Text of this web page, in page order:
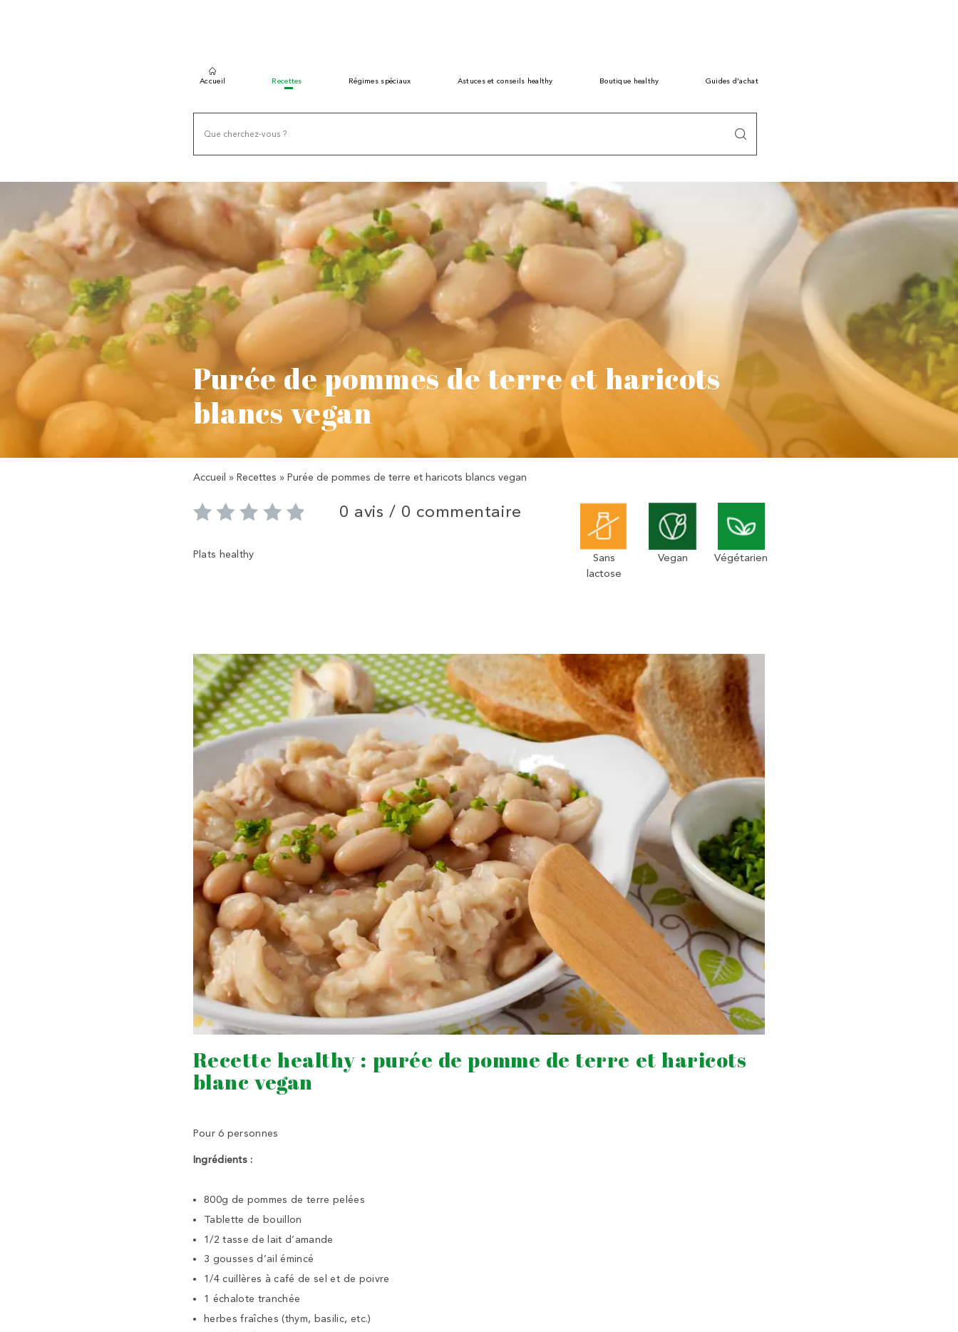
Accueil Recettes Régimes spéciaux Astuces et conseils healthy Boutique healthy Guides d’achat
Purée de pommes de terre et haricots
blancs vegan
Accueil » Recettes » Purée de pommes de terre et haricots blancs vegan
0 avis / 0 commentaire
Plats healthy
Sans
lactose
Vegan Végétarien
Recette healthy : purée de pomme de terre et haricots
blanc vegan
Pour 6 personnes
Ingrédients :
800g de pommes de terre pelées
Tablette de bouillon
1/2 tasse de lait d’amande
3 gousses d’ail émincé
1/4 cuillères à café de sel et de poivre
1 échalote tranchée
herbes fraîches (thym, basilic, etc.)